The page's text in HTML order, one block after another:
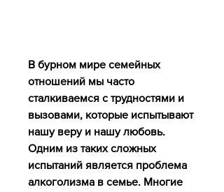
В бурном мире семейных
отношений мы часто
сталкиваемся с трудностями и
вызовами, которые испытывают
нашу веру и нашу любовь.
Одним из таких сложных
испытаний является проблема
алкоголизма в семье. Многие